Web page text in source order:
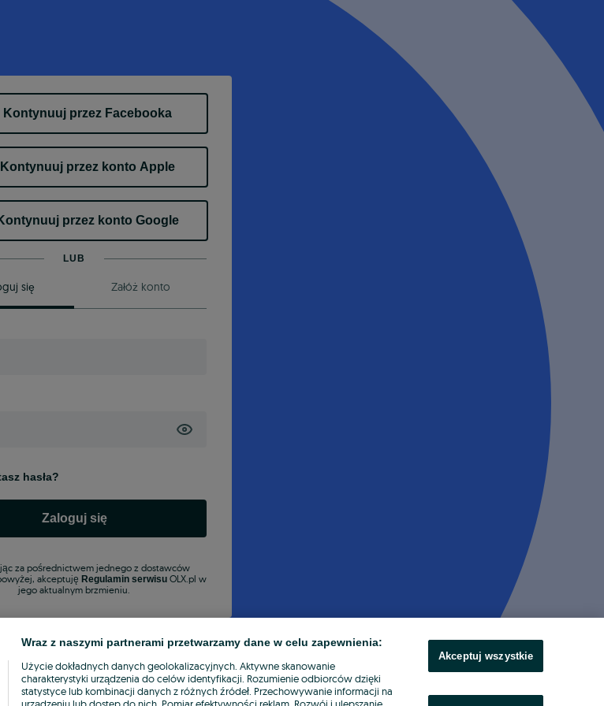
Kontynuuj przez Facebooka
Kontynuuj przez konto Apple
przez konto Google
LUB
się Załóż konto
hasła?
Zaloguj się
za pośrednictwem jednego z dostawców
akceptuję Regulamin serwisuOLX.pl w
jego aktualnym brzmieniu.
Wraz z naszymi partnerami przetwarzamy dane w celu zapewnienia:
Użycie dokładnych danych geolokalizacyjnych. Aktywne skanowanie
charakterystyki urządzenia do celów identyfikacji. Rozumienie odbiorców dzięki
statystyce lub kombinacji danych z różnych źródeł. Przechowywanie informacji na
Akceptuj wszystkie